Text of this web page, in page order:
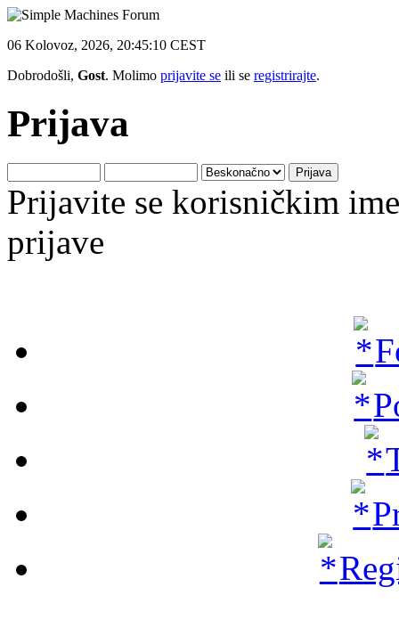
06 Kolovoz, 2026, 20:45:10 CEST
Dobrodošli, Gost. Molimo prijavite se ili se registrirajte.
Prijava
Prijavite se korisničkim
prijave